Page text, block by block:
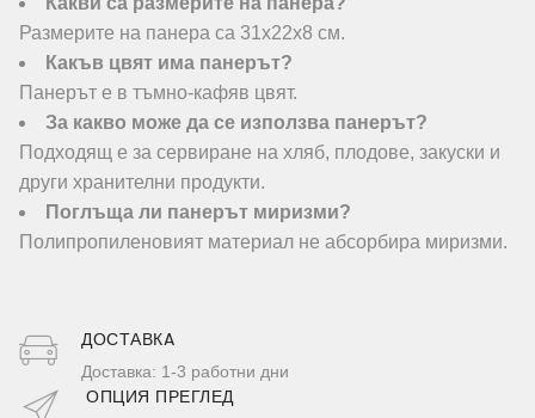
Размерите на панера са 31х22х8 см.
Какъв цвят има панерът?
Панерът е в тъмно-кафяв цвят.
За какво може да се използва панерът?
Подходящ е за сервиране на хляб, плодове, закуски и
други хранителни продукти.
Поглъща ли панерът миризми?
Полипропиленовият материал не абсорбира миризми.
ДОСТАВКA
Доставка: 1-3 работни дни
ОПЦИЯ ПРЕГЛЕД